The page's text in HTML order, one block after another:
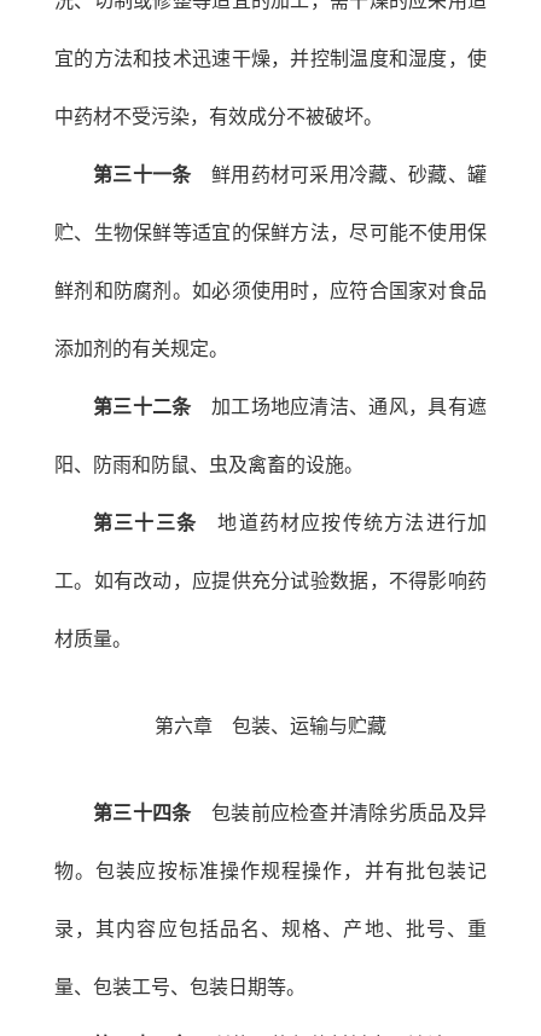
宜的方法和技术迅速干燥，并控制温度和湿度，使
中药材不受污染，有效成分不被破坏。
第三十一条鲜用药材可采用冷藏、砂藏、罐
贮、生物保鲜等适宜的保鲜方法，尽可能不使用保
鲜剂和防腐剂。如必须使用时，应符合国家对食品
添加剂的有关规定。
第三十二条加工场地应清洁、通风，具有遮
阳、防雨和防鼠、虫及禽畜的设施。
第三十三条 地道药材应按传统方法进行加
工。如有改动，应提供充分试验数据，不得影响药
材质量。
第六章 包装、运输与贮藏
第三十四条包装前应检查并清除劣质品及异
物。包装应按标准操作规程操作，并有批包装记
录，其内容应包括品名、规格、产地、批号、重
量、包装工号、包装日期等。